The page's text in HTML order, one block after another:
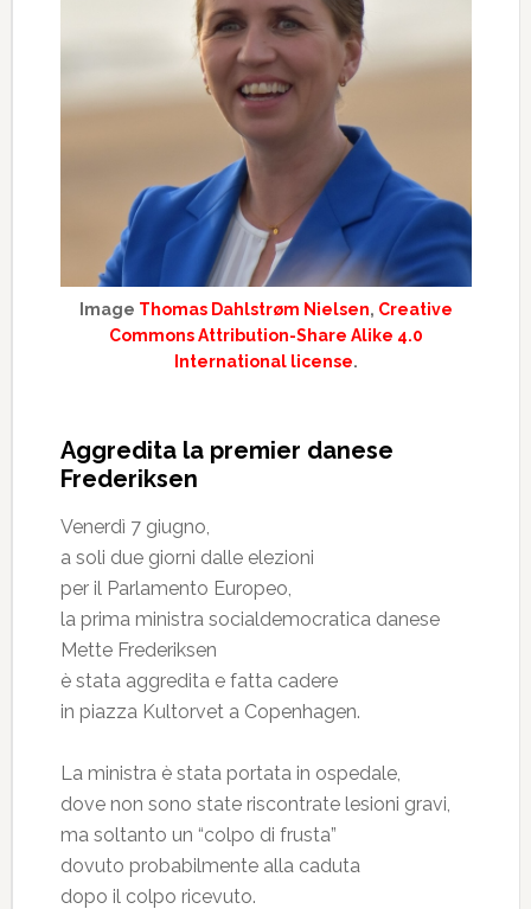
Image Thomas Dahlstrøm Nielsen, Creative
Commons Attribution-Share Alike 4.0
International license.
Aggredita la premier danese
Frederiksen
Venerdì 7 giugno,
a soli due giorni dalle elezioni
per il Parlamento Europeo,
la prima ministra socialdemocratica danese
Mette Frederiksen
è stata aggredita e fatta cadere
in piazza Kultorvet a Copenhagen.
La ministra è stata portata in ospedale,
dove non sono state riscontrate lesioni gravi,
ma soltanto un “colpo di frusta”
dovuto probabilmente alla caduta
dopo il colpo ricevuto.